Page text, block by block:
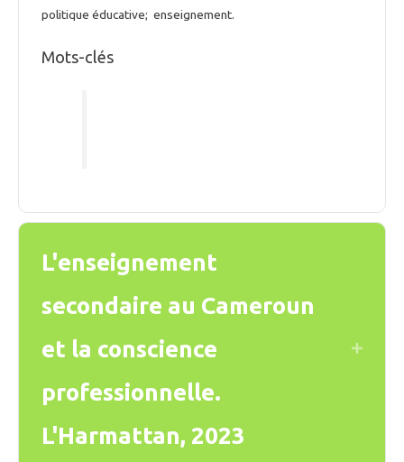
politique éducative; enseignement.
Mots-clés
L'enseignement
secondaire au Cameroun
et la conscience
professionnelle.
L'Harmattan, 2023
Expand